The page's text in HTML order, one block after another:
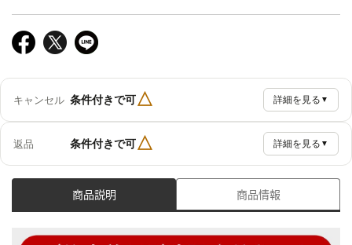
キャンセル 条件付きで可△ 詳細を見る ▼
返品 条件付きで可△ 詳細を見る ▼
商品説明 商品情報